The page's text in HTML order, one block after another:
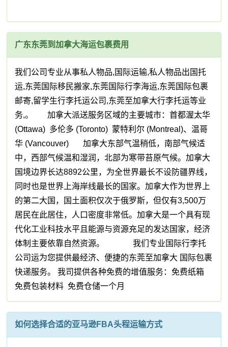
广东东莞到加拿大海运包裹费用
我们公司专业从事私人物品,国际运输,私人物品出国托
运,东莞国际移民搬家,东莞国际行李海运,东莞国际包裹
邮寄,留学生行李托运公司,东莞至加拿大行李托运等业
务,。 加拿大派送服务区域的主要城市：首都渥太华
(Ottawa) 多伦多 (Toronto) 蒙特利尔 (Montreal)、温哥
华 (Vancouver) 加拿大东部气温稍低，南部气候适
中，西部气候温和湿润，北部为寒带苔原气候。加拿大
国境边界长达8892公里，为全世界最长不设防疆界线，
同时也是世界上海岸线最长的国家。加拿大作为世界上
的第二大国，国土面积仅次于俄罗斯，但仅有3,500万
居民在此居住，人口密度非常低。加拿大是一个具有现
代化工业科技水平且能源与资源充足的发达国家，经济
体制主要依靠自然资源。 我们专业国际行李托
公司运为您提供最经济、便捷的东莞至加拿大 国际包裹
快递服务。 我司提供各种免费的增值服务：免费纸箱
免费包装材料 免费仓储一个月
如何选择合适的亚马逊FBA头程运输方式